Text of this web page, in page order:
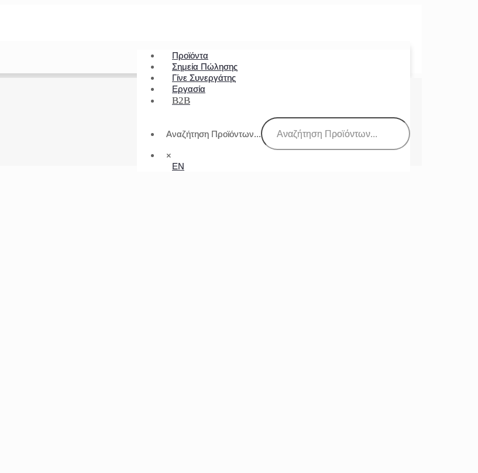
Προϊόντα
Σημεία Πώλησης
Γίνε Συνεργάτης
Εργασία
B2B
Αναζήτηση Προϊόντων...
×
EN